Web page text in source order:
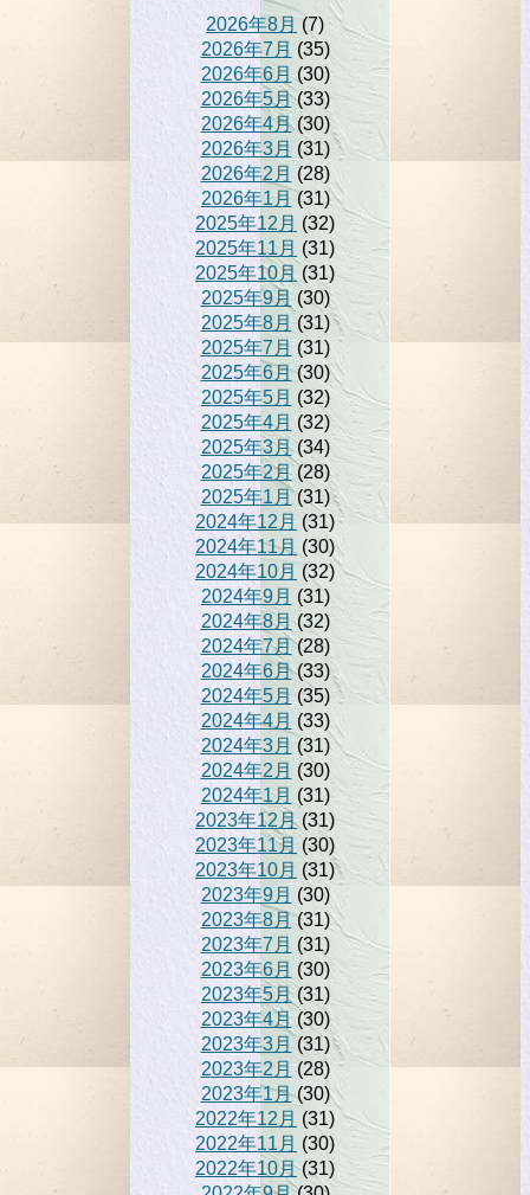
2026年8月 (7)
2026年7月 (35)
2026年6月 (30)
2026年5月(33)
2026年4月(30)
2026年3月 (31)
2026年2月 (28)
2026年1月 (31)
2025年12月 (32)
2025年11月 (31)
2025年10月(31)
2025年9月(30)
2025年8月 (31)
2025年7月(31)
2025年6月(30)
2025年5月 (32)
2025年4月 (32)
2025年3月(34)
2025年2月(28)
2025年1月(31)
2024年12月 (31)
2024年11月 (30)
2024年10月 (32)
2024年9月 (31)
2024年8月 (32)
2024年7月(28)
2024年6月(33)
2024年5月 (35)
2024年4月 (33)
2024年3月 (31)
2024年2月 (30)
2024年1月 (31)
2023年12月(31)
2023年11月 (30)
2023年10月 (31)
2023年9月 (30)
2023年8月(31)
2023年7月 (31)
2023年6月 (30)
2023年5月(31)
2023年4月(30)
2023年3月 (31)
2023年2月(28)
2023年1月(30)
2022年12月 (31)
2022年11月 (30)
2022年10月(31)